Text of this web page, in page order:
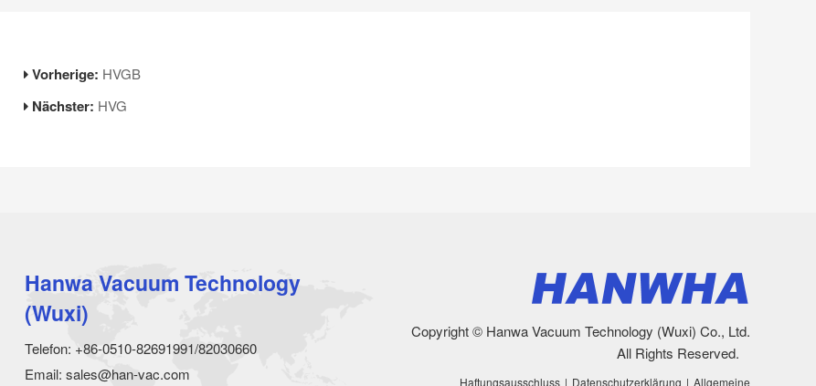
Vorherige: HVGB
Nächster: HVG
Hanwa Vacuum Technology
(Wuxi)
Telefon: +86-0510-82691991/82030660
Email: sales@han-vac.com
Copyright © Hanwa Vacuum Technology (Wuxi) Co., Ltd.
All Rights Reserved.
Haftungsausschluss | Datenschutzerklärung | Allgemeine